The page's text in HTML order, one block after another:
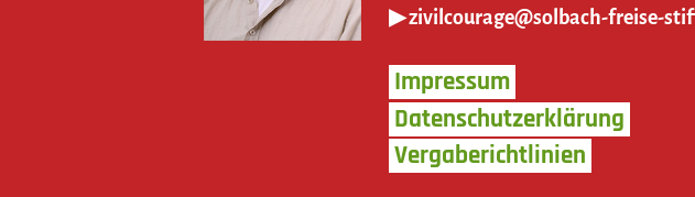
▶ zivilcourage@solbach-freise-
Impressum
Datenschutzerklärung
Vergaberichtlinien